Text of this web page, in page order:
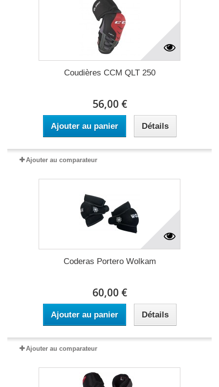
Coudières CCM QLT 250
56,00 €
Ajouter au panier Détails
Ajouter au comparateur
Coderas Portero Wolkam
60,00 €
Ajouter au panier Détails
Ajouter au comparateur